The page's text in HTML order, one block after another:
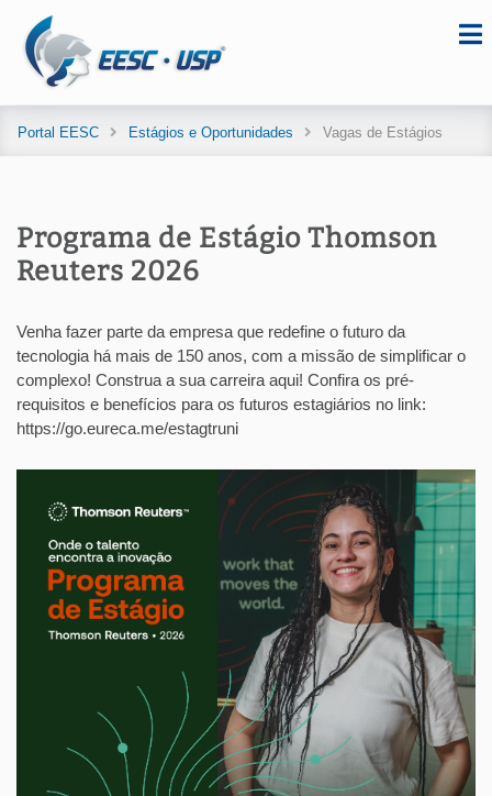
Portal EESC Estágios e Oportunidades Vagas de Estágios
Programa de Estágio Thomson
Reuters 2026
Venha fazer parte da empresa que redefine o futuro da
tecnologia há mais de 150 anos, com a missão de simplificar o
complexo! Construa a sua carreira aqui! Confira os pré-
requisitos e benefícios para os futuros estagiários no link:
https://go.eureca.me/estagtruni